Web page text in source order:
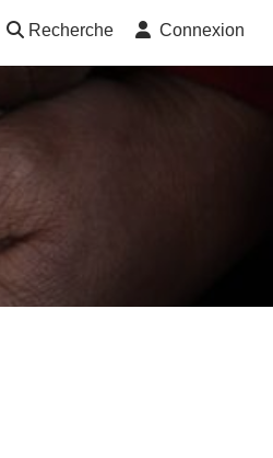
Recherche Connexion